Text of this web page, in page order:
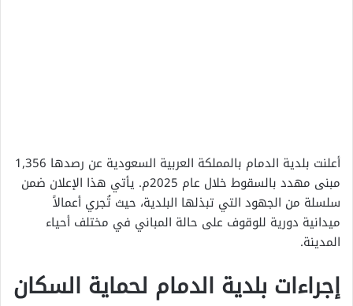
أعلنت بلدية الدمام بالمملكة العربية السعودية عن رصدها 1,356
مبنى مهدد بالسقوط خلال عام 2025م. يأتي هذا الإعلان ضمن
سلسلة من الجهود التي تبذلها البلدية، حيث تُجري أعمالاً
ميدانية دورية للوقوف على حالة المباني في مختلف أحياء
المدينة.
إجراءات بلدية الدمام لحماية السكان